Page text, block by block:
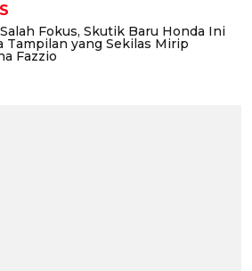
Fokus, Skutik Baru Honda Ini
Tampilan yang Sekilas Mirip
Fazzio